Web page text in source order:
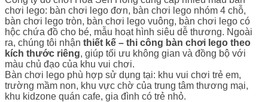
chơi lego: bàn chơi lego đơn, bàn chơi lego nhóm 4 chỗ,
bàn chơi lego tròn, bàn chơi lego vuông, bàn chơi lego có
hộc chứa đồ cho bé, mẫu hoạt hình siêu dễ thương. Ngoài
ra, chúng tôi nhận thiết kế – thi công bàn chơi lego theo
kích thước riêng, giúp tối ưu không gian và đồng bộ với
màu chủ đạo của khu vui chơi.
Bàn chơi lego phù hợp sử dụng tại: khu vui chơi trẻ em,
trường mầm non, khu vực chờ của trung tâm thương mại,
khu kidzone quán cafe, gia đình có trẻ nhỏ.